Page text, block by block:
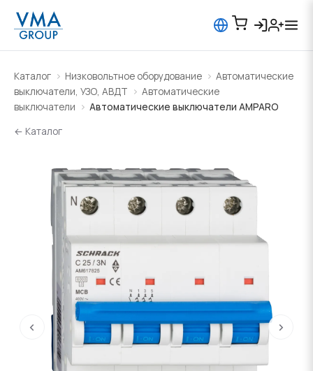
Каталог Низковольтное оборудование
Автоматические
выключатели, УЗО, АВДТ
Автоматические
выключатели
Автоматические выключатели AMPARO
← Каталог
‹ ›